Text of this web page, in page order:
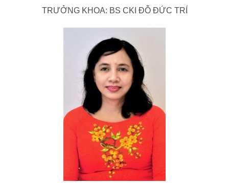
TRƯỞNG KHOA: BS CKI ĐỖ ĐỨC TRÍ